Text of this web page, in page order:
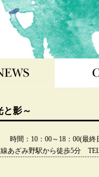
と影～
時間：10：00～18：00(最終
み野駅から徒歩5分 TEL;